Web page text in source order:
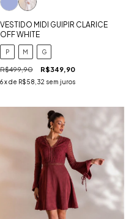
VESTIDO MIDI GUIPIR CLARICE
OFF WHITE
P M G
R$499,90 R$349,90
6 x de R$58,32 sem juros